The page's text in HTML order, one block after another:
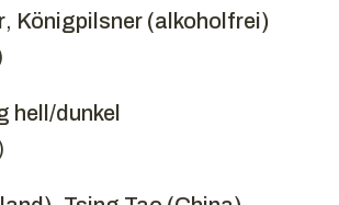
, Königpilsner (alkoholfrei)
hell/dunkel